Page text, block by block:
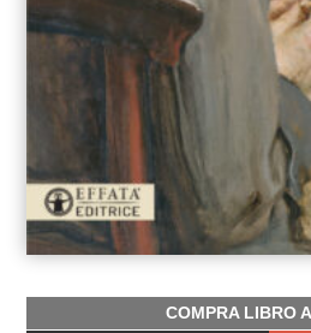
COMPRA LIBRO A